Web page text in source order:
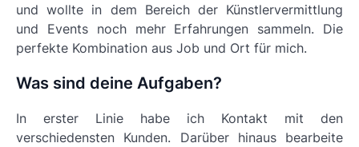
und wollte in dem Bereich der Künstlervermittlung
und Events noch mehr Erfahrungen sammeln. Die
perfekte Kombination aus Job und Ort für mich.
Was sind deine Aufgaben?
In erster Linie habe ich Kontakt mit den
verschiedensten Kunden. Darüber hinaus bearbeite